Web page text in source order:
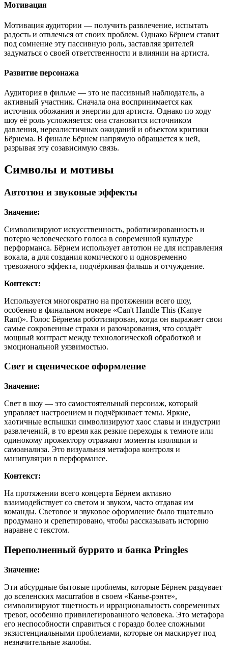
Мотивация
Мотивация аудитории — получить развлечение, испытать
радость и отвлечься от своих проблем. Однако Бёрнем ставит
под сомнение эту пассивную роль, заставляя зрителей
задуматься о своей ответственности и влиянии на артиста.
Развитие персонажа
Аудитория в фильме — это не пассивный наблюдатель, а
активный участник. Сначала она воспринимается как
источник обожания и энергии для артиста. Однако по ходу
шоу её роль усложняется: она становится источником
давления, нереалистичных ожиданий и объектом критики
Бёрнема. В финале Бёрнем напрямую обращается к ней,
разрывая эту созависимую связь.
Символы и мотивы
Автотюн и звуковые эффекты
Значение:
Символизируют искусственность, роботизированность и
потерю человеческого голоса в современной культуре
перформанса. Бёрнем использует автотюн не для исправления
вокала, а для создания комического и одновременно
тревожного эффекта, подчёркивая фальшь и отчуждение.
Контекст:
Используется многократно на протяжении всего шоу,
особенно в финальном номере «Can't Handle This (Kanye
Rant)». Голос Бёрнема роботизирован, когда он выражает свои
самые сокровенные страхи и разочарования, что создаёт
мощный контраст между технологической обработкой и
эмоциональной уязвимостью.
Свет и сценическое оформление
Значение:
Свет в шоу — это самостоятельный персонаж, который
управляет настроением и подчёркивает темы. Яркие,
хаотичные вспышки символизируют хаос славы и индустрии
развлечений, в то время как резкие переходы к темноте или
одинокому прожектору отражают моменты изоляции и
самоанализа. Это визуальная метафора контроля и
манипуляции в перформансе.
Контекст:
На протяжении всего концерта Бёрнем активно
взаимодействует со светом и звуком, часто отдавая им
команды. Световое и звуковое оформление было тщательно
продумано и срепетировано, чтобы рассказывать историю
наравне с текстом.
Переполненный буррито и банка Pringles
Значение:
Эти абсурдные бытовые проблемы, которые Бёрнем раздувает
до вселенских масштабов в своем «Канье-рэнте»,
символизируют тщетность и иррациональность современных
тревог, особенно привилегированного человека. Это метафора
его неспособности справиться с гораздо более сложными
экзистенциальными проблемами, которые он маскирует под
незначительные жалобы.